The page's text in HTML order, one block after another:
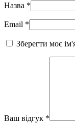
Назва *
Email *
Зберегти моє
Ваш відгук *